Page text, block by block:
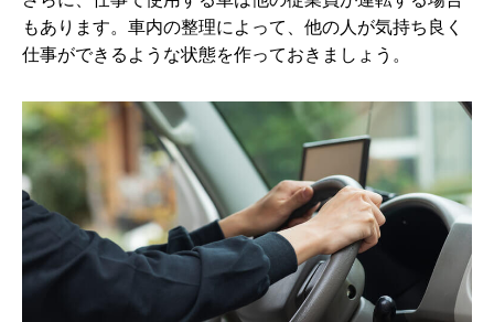
もあります。車内の整理によって、他の人が気持ち良く
仕事ができるような状態を作っておきましょう。